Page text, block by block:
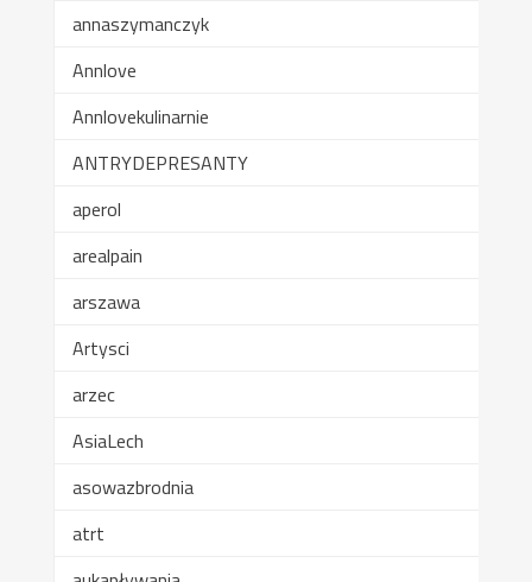
annaszymanczyk
Annlove
Annlovekulinarnie
ANTRYDEPRESANTY
aperol
arealpain
arszawa
Artysci
arzec
AsiaLech
asowazbrodnia
atrt